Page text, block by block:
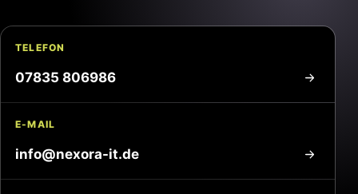
TELEFON
07835 806986
E-MAIL
info@nexora-it.de